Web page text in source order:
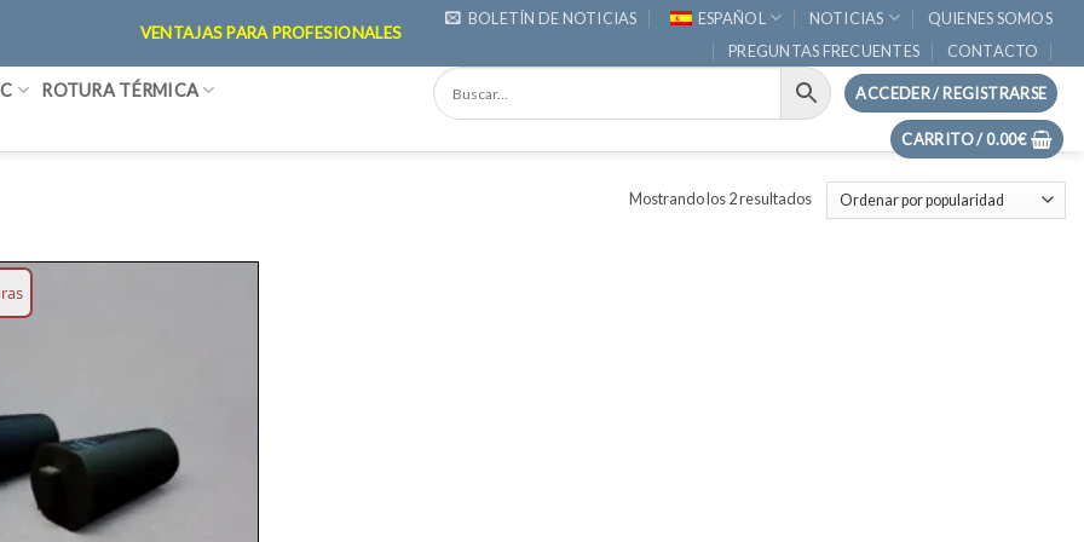
VENTAJAS PARA PROFESIONALES
BOLETÍN DE NOTICIAS ESPAÑOL NOTICIAS
QUIENES SOMOS
PREGUNTAS FRECUENTES
CONTACTO
ROTURA TÉRMICA ACCEDER / REGISTRARSE
CARRITO /0.00€
Mostrando los 2 resultadosOrdenado
por